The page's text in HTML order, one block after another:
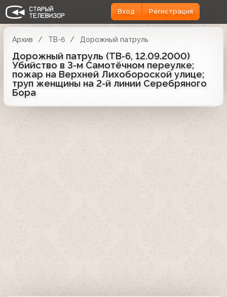
Вход Регистрация
Архив ТВ-6 Дорожный патруль
Дорожный патруль (ТВ-6, 12.09.2000)
Убийство в 3-м Самотёчном переулке;
пожар на Верхней Лихобороской улице;
труп женщины на 2-й линии Серебряного
Бора